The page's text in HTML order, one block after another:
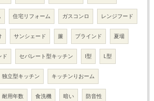
住宅リフォーム ガスコンロ レンジフード
サンシェード 簾 ブラインド 夏場
ド セパレート型キッチン I型 L型
独立型キッチン キッチンりおーム
耐用年数 食洗機 暗い 防音性